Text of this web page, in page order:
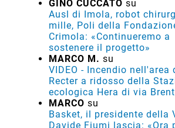
GINO CUCCATO su
Ausl di Imola, robot
mille, Poli della
Crimola: «Continueremo a
sostenere il progetto»
MARCO M. su
VIDEO - Incendio nell'area
Recter a ridosso della
ecologica Hera di via
MARCO su
Basket, il presidente della
Davide Fiumi lascia: «Ora